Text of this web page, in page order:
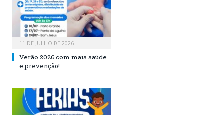
11 DE JULHO DE 2026
Verão 2026 com mais saúde
e prevenção!